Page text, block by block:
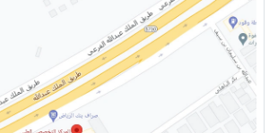
حول عيون الاطفال الرضع